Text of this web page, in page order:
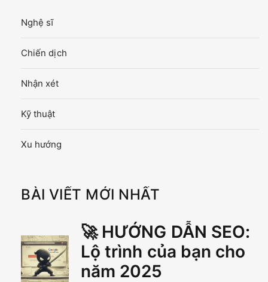
Nghệ sĩ
Chiến dịch
Nhận xét
Kỹ thuật
Xu hướng
BÀI VIẾT MỚI NHẤT
🚀 HƯỚNG DẪN SEO:
Lộ trình của bạn cho
năm 2025